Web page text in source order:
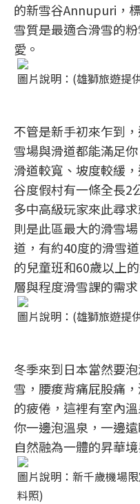
的新雪谷Annupuri，
雪質是最適合滑雪的
愛。
圖片說明：(雄獅旅遊提
不管是新手初來乍到
雪場與滑道都能滿足
滑道較寬、坡度較緩
谷度假村有一條全長2
多中高級玩家來此尋
則是此區最大的滑雪
道，有約40度的滑雪
的兒童班和60歲以上
層與程度滑雪課的需求
圖片說明：(雄獅旅遊提
冬季來到日本當然要
雪，腰痠背痛屁股痛
的疲倦，這裡有室內
你一邊泡溫泉，一邊
自然融為一體的昇華境
圖片說明：新千歲機場
料照)